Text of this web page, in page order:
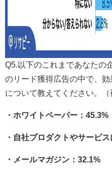
Q5.以下のこれまであなたの
のリード獲得広告の中で、
について教えてください。（
・ホワイトペーパー：45.3%
・自社プロダクトやサービ
・メールマガジン：32.1%